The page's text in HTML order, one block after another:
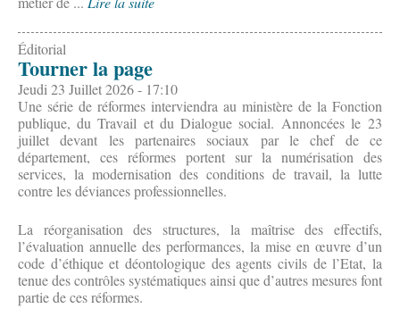
Éditorial
Tourner la page
Jeudi 23 Juillet 2026 - 17:10
Une série de réformes interviendra au ministère de la Fonction
publique, du Travail et du Dialogue social. Annoncées le 23
juillet devant les partenaires sociaux par le chef de ce
département, ces réformes portent sur la numérisation des
services, la modernisation des conditions de travail, la lutte
contre les déviances professionnelles.
La réorganisation des structures, la maîtrise des effectifs,
l’évaluation annuelle des performances, la mise en œuvre d’un
code d’éthique et déontologique des agents civils de l’Etat, la
tenue des contrôles systématiques ainsi que d’autres mesures font
partie de ces réformes.